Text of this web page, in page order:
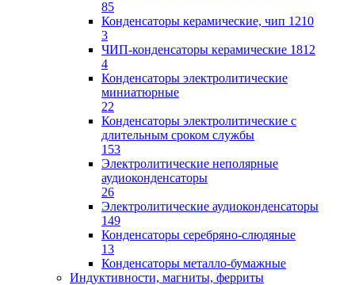
85
Конденсаторы керамические, чип 1210
3
ЧИП-конденсаторы керамические 1812
4
Конденсаторы электролитические
миниатюрные
22
Конденсаторы электролитические с
длительным сроком службы
153
Электролитические неполярные
аудиоконденсаторы
26
Электролитические аудиоконденсаторы
149
Конденсаторы серебряно-слюдяные
13
Конденсаторы металло-бумажные
Индуктивности, магниты, ферриты